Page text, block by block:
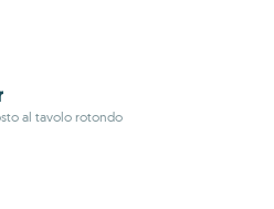
al tavolo rotondo